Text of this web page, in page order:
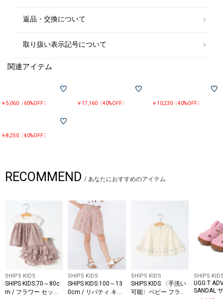
デザイナー兼創設者のエマヌエラ・ヌッラ自身も母親であることから、母
返品・交換について
取り扱い表示記号について
関連アイテム
￥5,060〔60%OFF〕 ￥17,160〔40%OFF〕 ￥10,230〔40%OFF〕
￥8,250〔40%OFF〕
RECOMMEND / あなたにおすすめのアイテム
SHIPS KIDS
SHIPS KIDS:70～80c
m / フラワー セット
SHIPS KIDS
SHIPS KIDS:100～13
0cm / リバティ キュ
SHIPS KIDS
SHIPS KIDS:〈手洗い
可能〉ベビー フラワ
SHIPS
UGG:T
SANDAL